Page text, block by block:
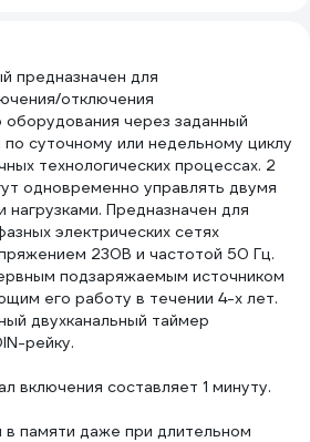
предназначен для
отключения
оборудования через заданный
суточному или недельному циклу
технологических процессах. 2
одновременно управлять двумя
нагрузками. Предназначен для
электрических сетях
230В и частотой 50 Гц.
подзаряжаемым источником
его работу в течении 4-х лет.
двухканальный таймер
рейку.
включения составляет 1 минуту.
в памяти даже при длительном